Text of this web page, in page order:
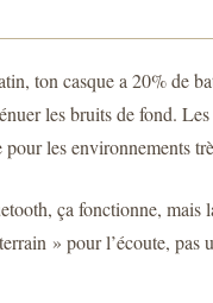
ton casque a 20% de
les bruits de fond.
pour les environnements
ça fonctionne,
» pour l’écoute, pas